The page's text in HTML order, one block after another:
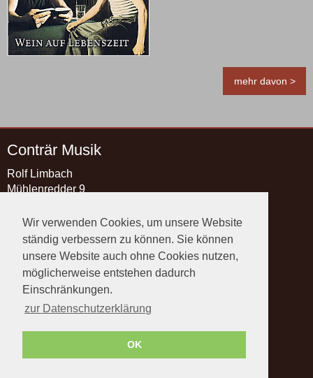
Wir verwenden Cookies, um unsere Website
ständig verbessern zu können. Sie können
unsere Website auch ohne Cookies nutzen,
möglicherweise entstehen dadurch
Einschränkungen.
zur Datenschutzerklärung
OK
mehr davon >
Conträr Musik
Rolf Limbach
Mühlenredder 9
Kontakt
Telefon:+49 4151 89 89 37
Telefax: +49 4151 89 89 38
E-Mail:
Rechtliches
Widerruf